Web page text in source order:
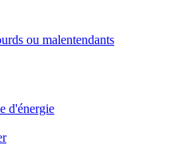
ou malentendants
d'énergie